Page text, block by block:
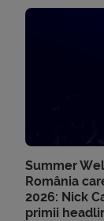
Summer
România
2026: Nick
primii